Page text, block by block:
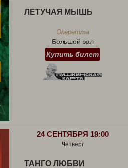
ЛЕТУЧАЯ МЫШЬ
Оперетта
Большой зал
Купить билет
24 СЕНТЯБРЯ 19:00
Четверг
ТАНГО ЛЮБВИ